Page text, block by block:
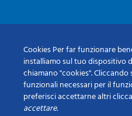
Cookies Per far funzionare
installiamo sul tuo dispositivo
chiamano "cookies". Cliccando
funzionali necessari per il
preferisci accettarne altri
accettare.